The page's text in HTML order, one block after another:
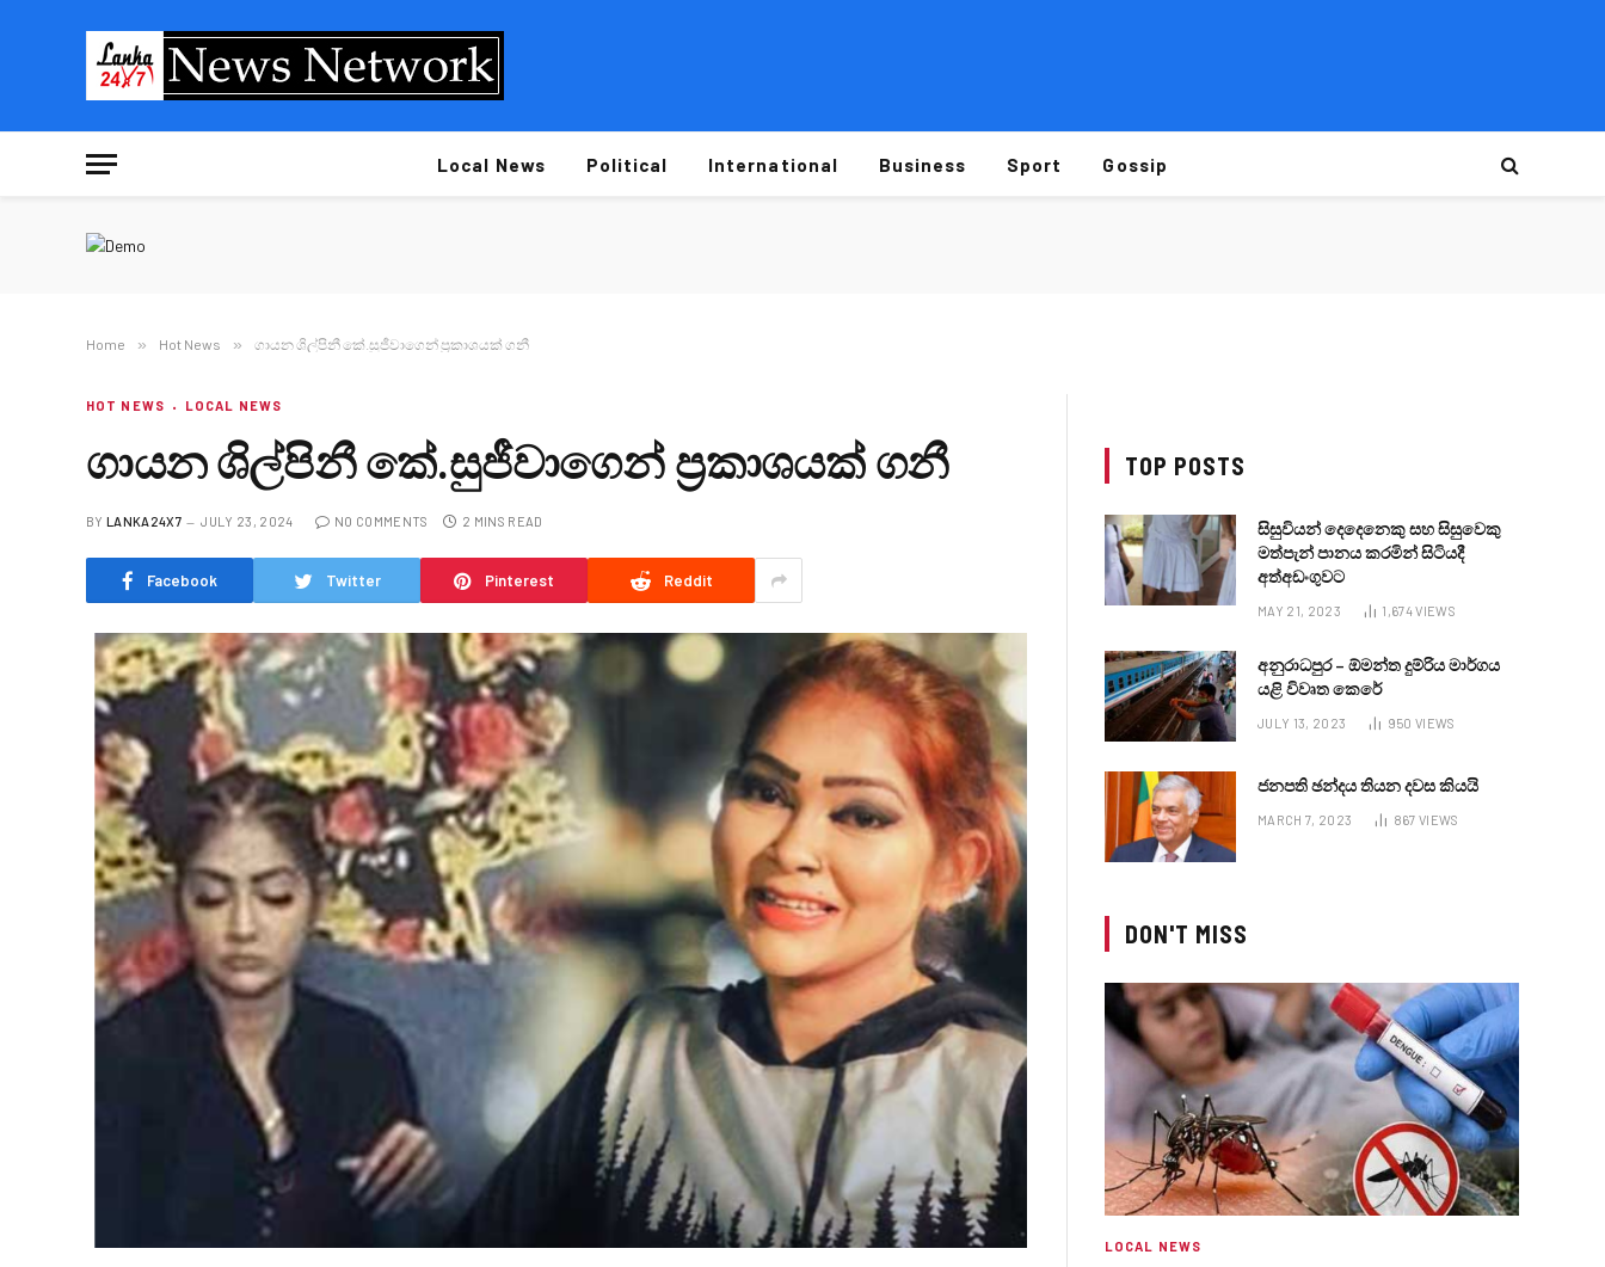
Local News Political International Business Sport Gossip
Home » Hot News » ගායන ශිල්පිනී කේ.සුජීවාගෙන් ප්‍රකාශයක් ගනී
HOT NEWS LOCAL NEWS
ගායන ශිල්පිනී කේ.සුජීවාගෙන් ප්‍රකාශයක් ගනී
BY LANKA24X7 JULY 23, 2024 NO COMMENTS 2 MINS READ
Facebook Twitter Pinterest Reddit
TOP POSTS
සිසුවියන් දෙදෙනෙකු සහ සිසුවෙකු
මත්පැන් පානය කරමින් සිටියදී
අත්අඩංගුවට
MAY 21, 2023 1,674VIEWS
අනුරාධපුර – ඕමන්ත දුම්රිය මාර්ගය
යළි විවෘත කෙරේ
JULY 13, 2023 950 VIEWS
ජනපති ඡන්දය තියන දවස කියයි
MARCH 7, 2023 867 VIEWS
DON'T MISS
LOCAL NEWS